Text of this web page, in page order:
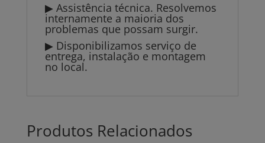
▶ Assistência técnica. Resolvemos
internamente a maioria dos
problemas que possam surgir.
▶ Disponibilizamos serviço de
entrega, instalação e montagem
no local.
Produtos Relacionados